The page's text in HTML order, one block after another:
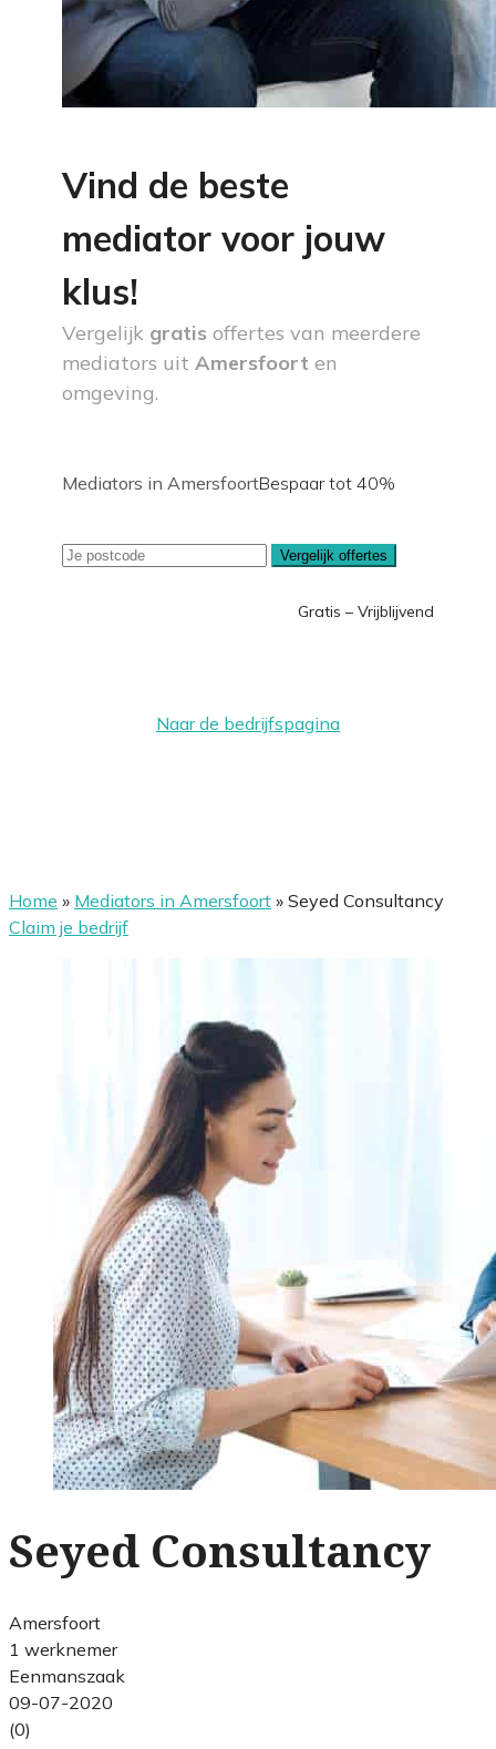
Vind de beste
mediator voor jouw
klus!
Vergelijk gratis offertes van meerdere
mediators uit Amersfoort en
omgeving.
Mediators in AmersfoortBespaar tot 40%
Vergelijk offertes
Gratis – Vrijblijvend
Naar de bedrijfspagina
Home » Mediators in Amersfoort » Seyed Consultancy
Claim je bedrijf
Seyed Consultancy
Amersfoort
1 werknemer
Eenmanszaak
09-07-2020
(0)